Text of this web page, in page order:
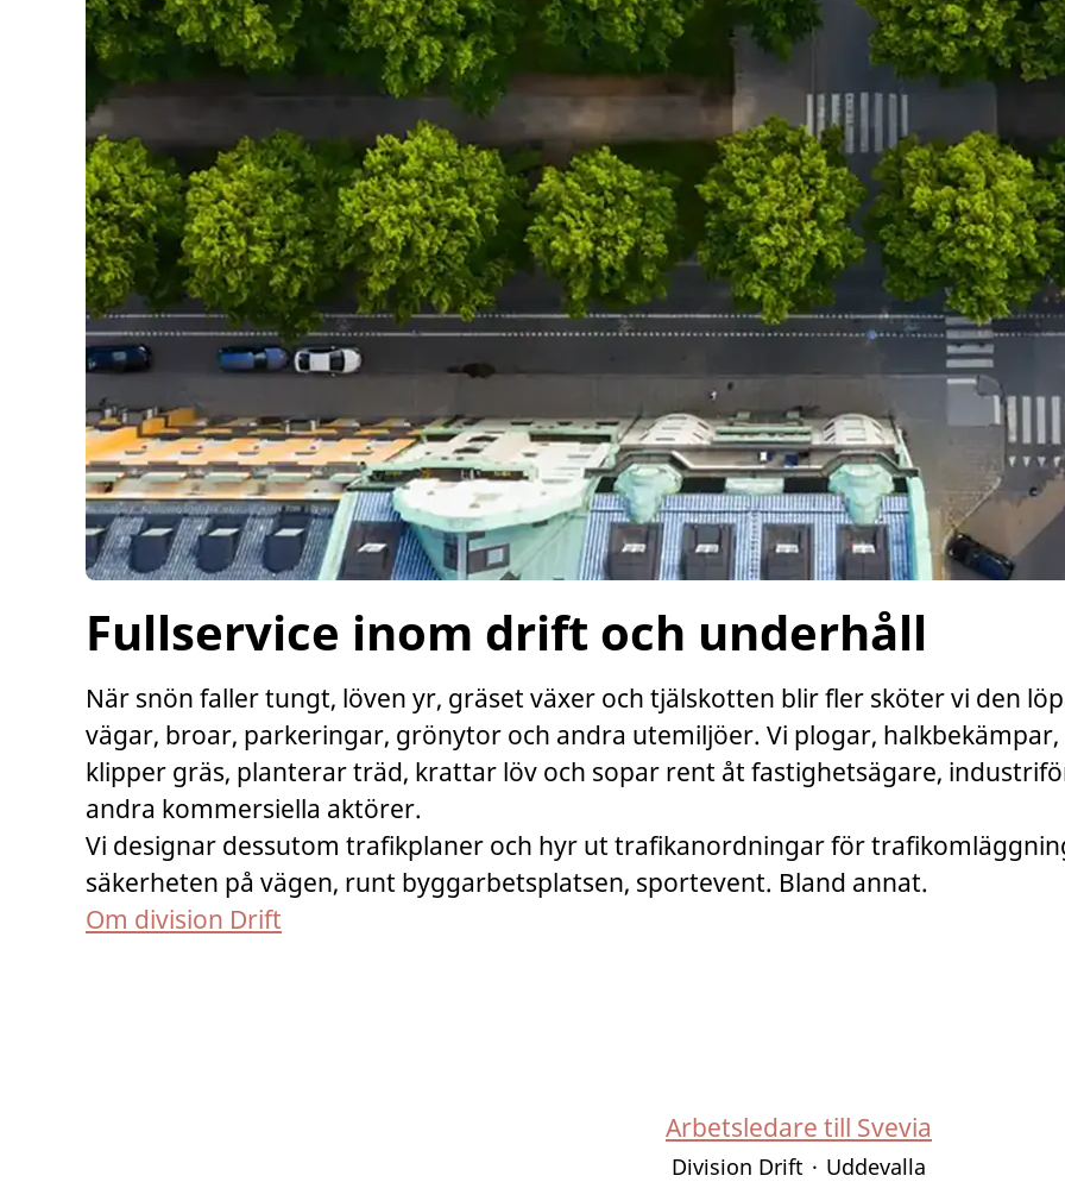
Fullservice inom drift och underhåll
När snön faller tungt, löven yr, gräset växer och tjälskotten blir fler sköter vi den
vägar, broar, parkeringar, grönytor och andra utemiljöer. Vi plogar,
klipper gräs, planterar träd, krattar löv och sopar rent åt fastighetsägare,
andra kommersiella aktörer.
Vi designar dessutom trafikplaner och hyr ut trafikanordningar för
säkerheten på vägen, runt byggarbetsplatsen, sportevent. Bland annat.
Om division Drift
Arbetsledare till Svevia
Division Drift · Uddevalla